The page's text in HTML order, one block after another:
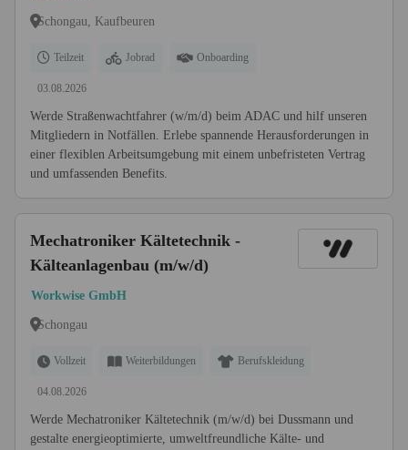
Schongau, Kaufbeuren
Teilzeit Jobrad Onboarding
03.08.2026
Werde Straßenwachtfahrer (w/m/d) beim ADAC und hilf unseren
Mitgliedern in Notfällen. Erlebe spannende Herausforderungen in
einer flexiblen Arbeitsumgebung mit einem unbefristeten Vertrag
und umfassenden Benefits.
Mechatroniker Kältetechnik -
Kälteanlagenbau (m/w/d)
Workwise GmbH
Schongau
Vollzeit Weiterbildungen Berufskleidung
04.08.2026
Werde Mechatroniker Kältetechnik (m/w/d) bei Dussmann und
gestalte energieoptimierte, umweltfreundliche Kälte- und